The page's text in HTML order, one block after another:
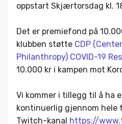
oppstart Skjærtorsdag kl.
Det er premiefond på
klubben støtte CDP
Philanthropy) COVID-19
10.000 kr i kampen mot
Vi kommer i tillegg til å ha
kontinuerlig gjennom hele
Twitch-kanal https://